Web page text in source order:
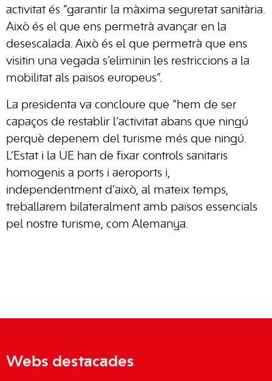
activitat és “garantir la màxima seguretat sanitària.
Això és el que ens permetrà avançar en la
desescalada. Això és el que permetrà que ens
visitin una vegada s’eliminin les restriccions a la
mobilitat als països europeus”.
La presidenta va concloure que “hem de ser
capaços de restablir l’activitat abans que ningú
perquè depenem del turisme més que ningú.
L’Estat i la UE han de fixar controls sanitaris
homogenis a ports i aeroports i,
independentment d’això, al mateix temps,
treballarem bilateralment amb països essencials
pel nostre turisme, com Alemanya.
Webs destacades